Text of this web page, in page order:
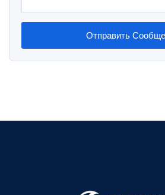
Отправить